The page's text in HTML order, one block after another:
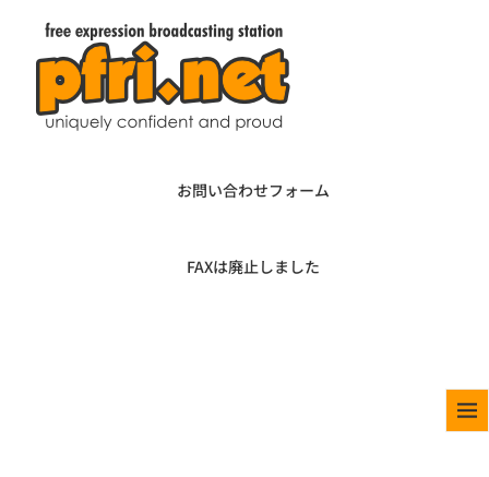
お問い合わせフォーム
FAXは廃止しました